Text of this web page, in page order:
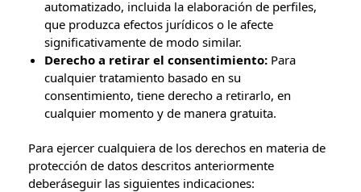
automatizado, incluida la elaboración de perfiles,
que produzca efectos jurídicos o le afecte
significativamente de modo similar.
Derecho a retirar el consentimiento: Para
cualquier tratamiento basado en su
consentimiento, tiene derecho a retirarlo, en
cualquier momento y de manera gratuita.
Para ejercer cualquiera de los derechos en materia de
protección de datos descritos anteriormente
deberáseguir las siguientes indicaciones: